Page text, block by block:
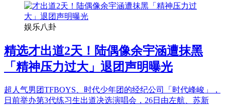
娱乐八卦
精选才出道2天！陆偶像余宇涵遭抹黑
「精神压力过大」退团声明曝光
超人气男团TFBOYS、时代少年团的经纪公司「时代峰峻」，
日前举办第3代练习生出道决选演唱会，26日由左航、苏新